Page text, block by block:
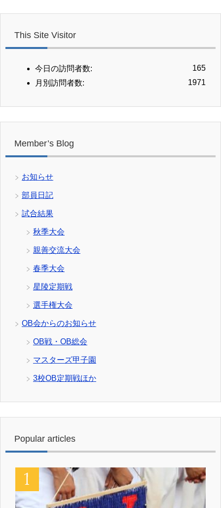
This Site Visitor
165
今日の訪問者数:
1971
月別訪問者数:
Member’s Blog
お知らせ
部員日記
試合結果
秋季大会
親善交流大会
春季大会
星陵定期戦
選手権大会
OB会からのお知らせ
OB戦・OB総会
マスターズ甲子園
3校OB定期戦ほか
Popular articles